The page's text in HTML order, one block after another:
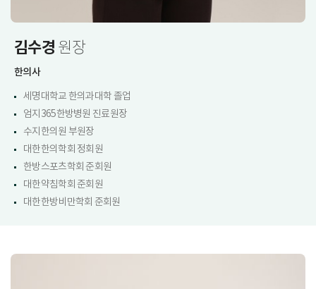
김수경 원장
한의사
세명대학교 한의과대학 졸업
엄지365한방병원 진료원장
수지한의원 부원장
대한한의학회 정회원
한방스포츠학회 준회원
대한약침학회 준회원
대한한방비만학회 준회원